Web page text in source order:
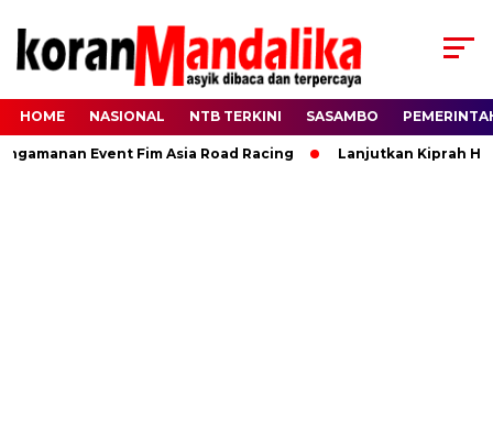
HOME NASIONAL NTB TERKINI SASAMBO
Event Fim Asia Road Racing Lanjutkan Kiprah HBK,